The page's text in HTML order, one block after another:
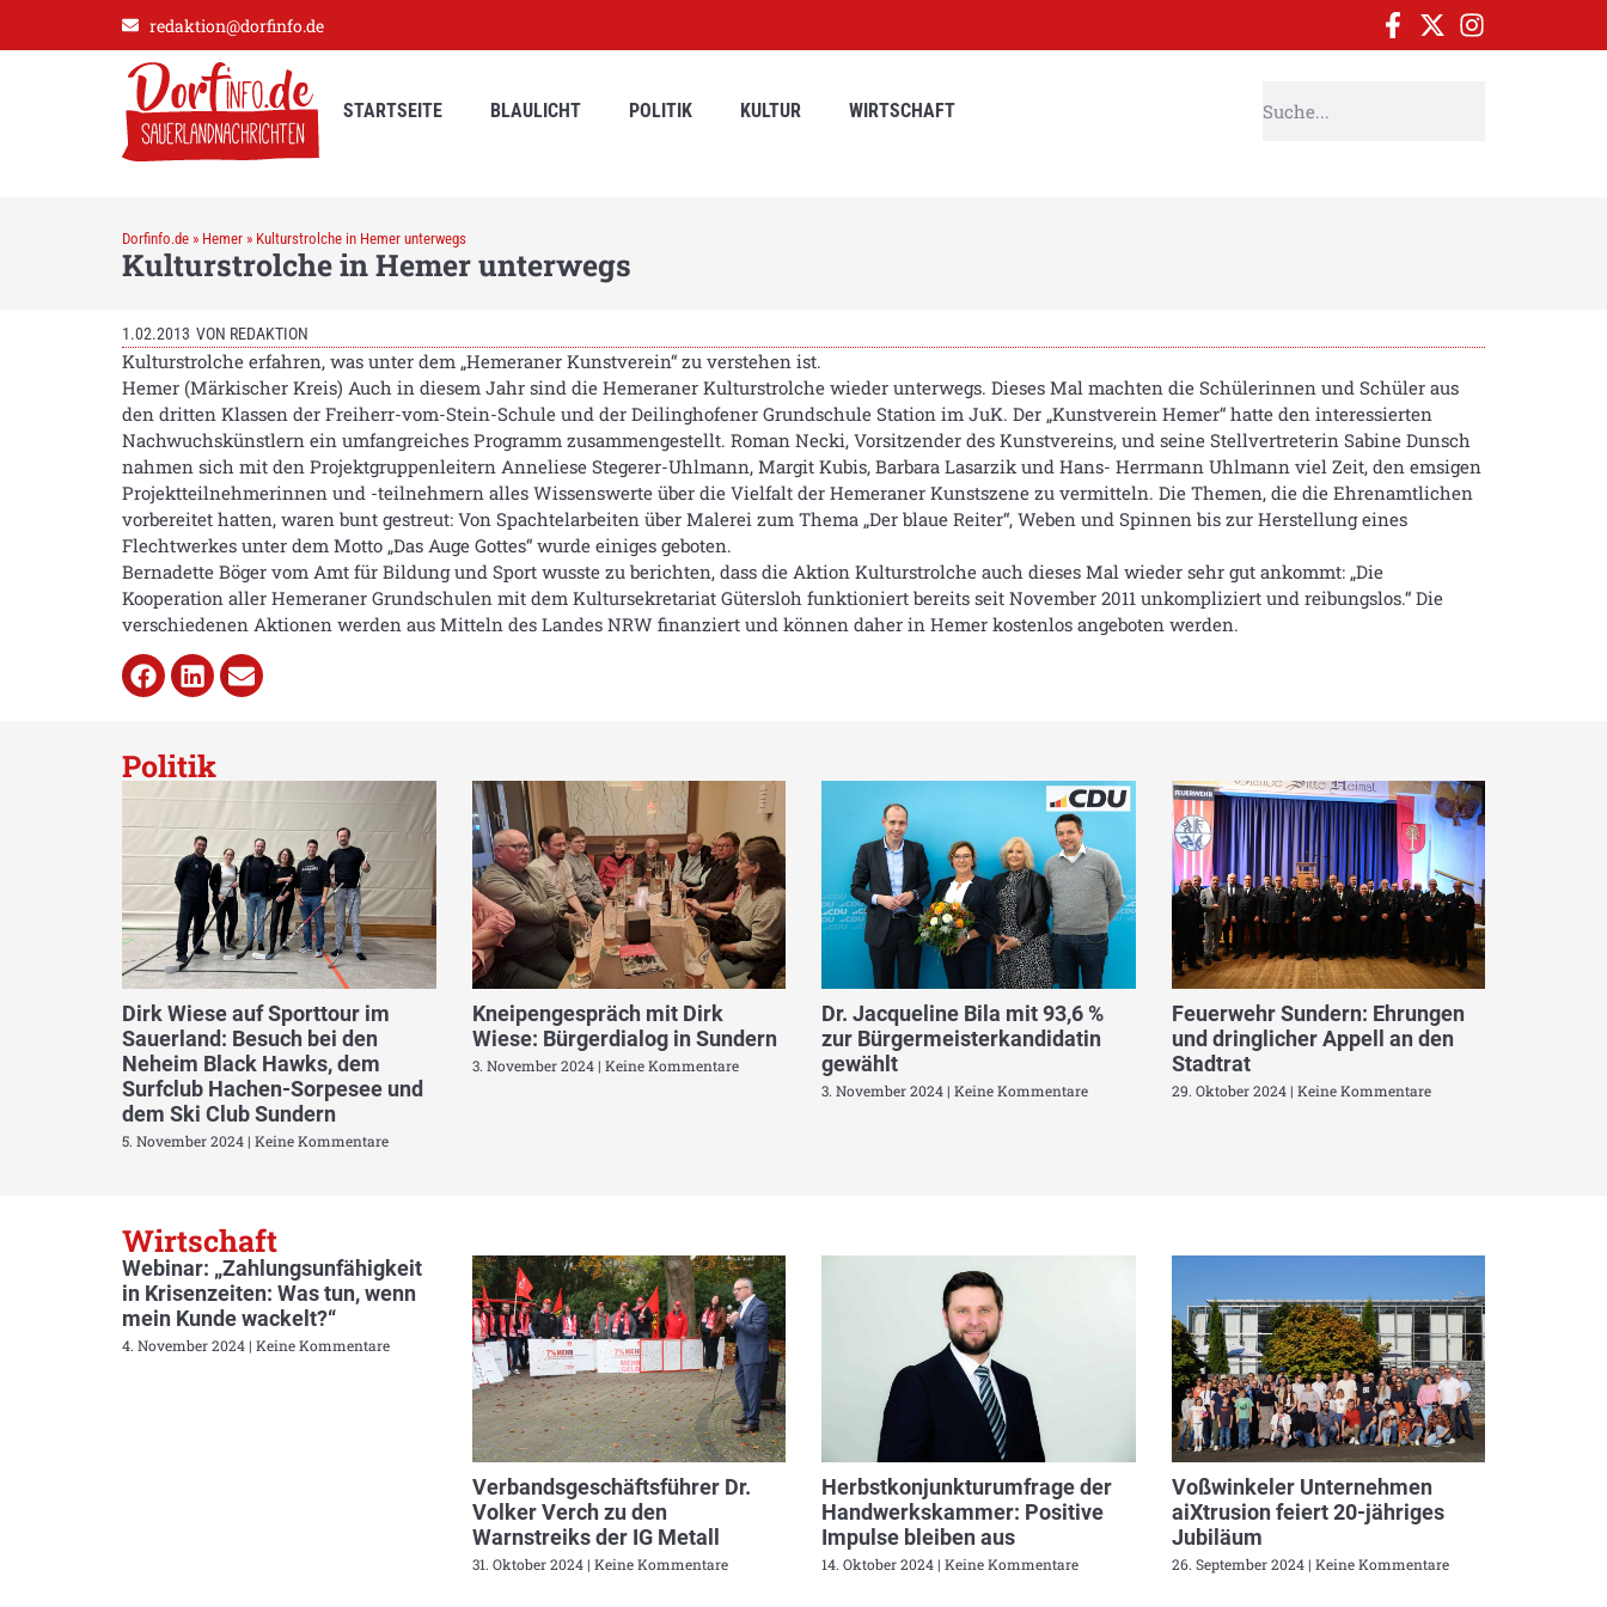
redaktion@dorfinfo.de
STARTSEITE BLAULICHT POLITIK KULTUR WIRTSCHAFT
Dorfinfo.de » Hemer » Kulturstrolche in Hemer unterwegs
Kulturstrolche in Hemer unterwegs
1.02.2013 VON REDAKTION
Kulturstrolche erfahren, was unter dem „Hemeraner Kunstverein“ zu verstehen ist.
Hemer (Märkischer Kreis) Auch in diesem Jahr sind die Hemeraner Kulturstrolche wieder unterwegs. Dieses Mal machten die Schülerinnen und Schüler aus
den dritten Klassen der Freiherr-vom-Stein-Schule und der Deilinghofener Grundschule Station im JuK. Der „Kunstverein Hemer“ hatte den interessierten
Nachwuchskünstlern ein umfangreiches Programm zusammengestellt. Roman Necki, Vorsitzender des Kunstvereins, und seine Stellvertreterin Sabine Dunsch
nahmen sich mit den Projektgruppenleitern Anneliese Stegerer-Uhlmann, Margit Kubis, Barbara Lasarzik und Hans- Herrmann Uhlmann viel Zeit, den emsigen
Projektteilnehmerinnen und -teilnehmern alles Wissenswerte über die Vielfalt der Hemeraner Kunstszene zu vermitteln. Die Themen, die die Ehrenamtlichen
vorbereitet hatten, waren bunt gestreut: Von Spachtelarbeiten über Malerei zum Thema „Der blaue Reiter“, Weben und Spinnen bis zur Herstellung eines
Flechtwerkes unter dem Motto „Das Auge Gottes“ wurde einiges geboten.
Bernadette Böger vom Amt für Bildung und Sport wusste zu berichten, dass die Aktion Kulturstrolche auch dieses Mal wieder sehr gut ankommt: „Die
Kooperation aller Hemeraner Grundschulen mit dem Kultursekretariat Gütersloh funktioniert bereits seit November 2011 unkompliziert und reibungslos.“ Die
verschiedenen Aktionen werden aus Mitteln des Landes NRW finanziert und können daher in Hemer kostenlos angeboten werden.
Politik
Dirk Wiese auf Sporttour im
Sauerland: Besuch bei den
Neheim Black Hawks, dem
Surfclub Hachen-Sorpesee und
dem Ski Club Sundern
5. November 2024 Keine Kommentare
Kneipengespräch mit Dirk
Wiese: Bürgerdialog in Sundern
3. November 2024 Keine Kommentare
Dr. Jacqueline Bila mit 93,6 %
zur Bürgermeisterkandidatin
gewählt
3. November 2024 Keine Kommentare
Feuerwehr Sundern: Ehrungen
und dringlicher Appell an den
Stadtrat
29. Oktober 2024 Keine Kommentare
Wirtschaft
Webinar: „Zahlungsunfähigkeit
in Krisenzeiten: Was tun, wenn
mein Kunde wackelt?“
4. November 2024 Keine Kommentare
Verbandsgeschäftsführer Dr.
Volker Verch zu den
Warnstreiks der IG Metall
31. Oktober 2024 Keine Kommentare
Herbstkonjunkturumfrage der
Handwerkskammer: Positive
Impulse bleiben aus
14. Oktober 2024 Keine Kommentare
Voßwinkeler Unternehmen
aiXtrusion feiert 20-jähriges
Jubiläum
26. September 2024 Keine Kommentare